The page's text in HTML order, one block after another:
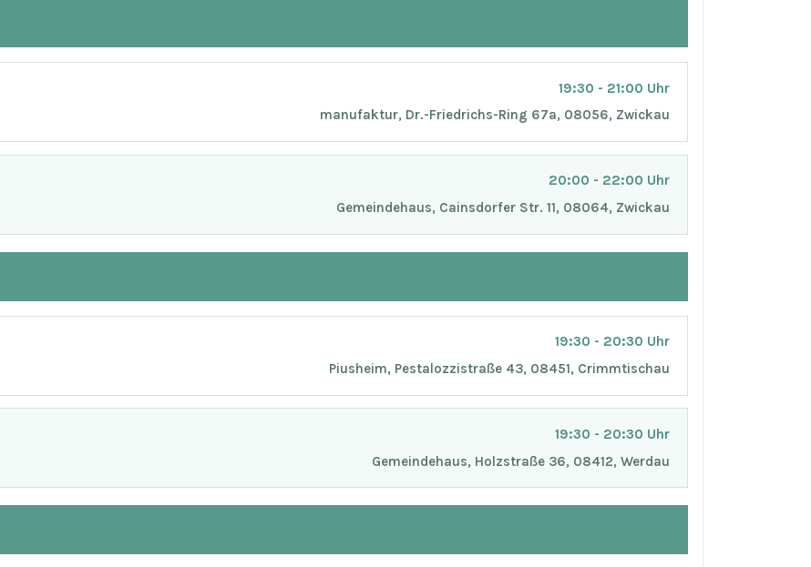
19:30 - 21:00 Uhr
manufaktur, Dr.-Friedrichs-Ring 67a, 08056, Zwickau
20:00 - 22:00 Uhr
Gemeindehaus, Cainsdorfer Str. 11, 08064, Zwickau
19:30 - 20:30 Uhr
Piusheim, Pestalozzistraße 43, 08451, Crimmtischau
19:30 - 20:30 Uhr
Gemeindehaus, Holzstraße 36, 08412, Werdau